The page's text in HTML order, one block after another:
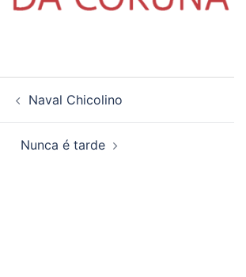
Naval Chicolino
Nunca é tarde